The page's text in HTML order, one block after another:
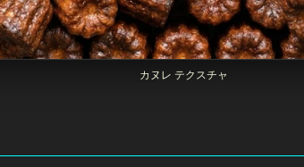
カヌレ テクスチャ